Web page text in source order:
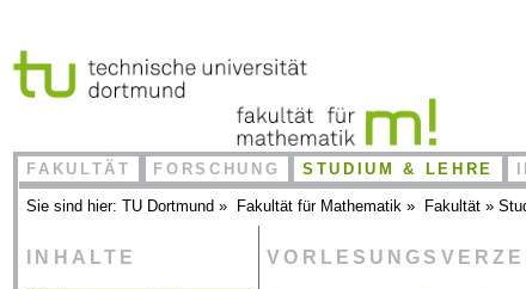
FAKULTÄT FORSCHUNG STUDIUM & LEHRE
Sie sind hier:TU Dortmund » Fakultät für Mathematik » Fakultät »
INHALTE